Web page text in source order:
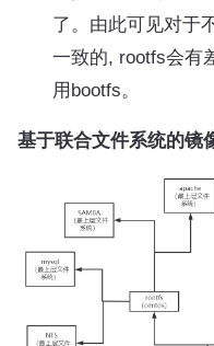
了。由此可见对于
一致的, rootfs会有
用bootfs。
基于联合文件系统的镜